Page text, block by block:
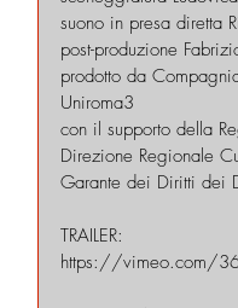
suono in presa diretta
post-produzione
prodotto da
Uniroma3
con il supporto della
Direzione Regionale
Garante dei Diritti dei
TRAILER:
https://vimeo.com/